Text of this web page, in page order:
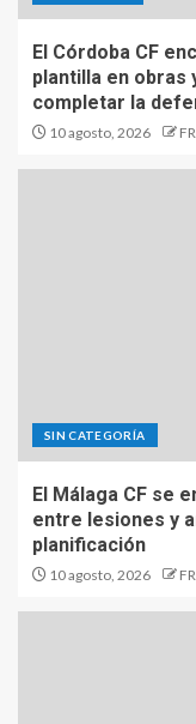
El Córdoba CF
plantilla en obras
completar la
10 agosto, 2026
SIN CATEGORÍA
El Málaga CF se
entre lesiones y
planificación
10 agosto, 2026